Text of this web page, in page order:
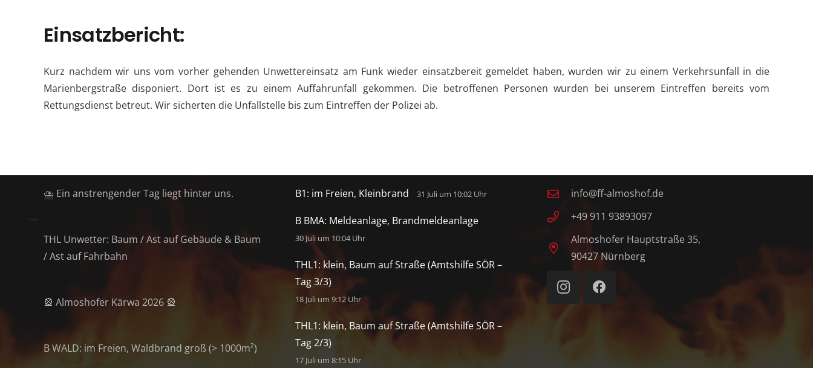
Einsatzbericht:
Kurz nachdem wir uns vom vorher gehenden Unwettereinsatz am Funk wieder einsatzbereit gemeldet haben, wurden wir zu einem Verkehrsunfall in die
Marienbergstraße disponiert. Dort ist es zu einem Auffahrunfall gekommen. Die betroffenen Personen wurden bei unserem Eintreffen bereits vom
Rettungsdienst betreut. Wir sicherten die Unfallstelle bis zum Eintreffen der Polizei ab.
⛈️ Ein anstrengender Tag liegt hinter uns.
THL Unwetter: Baum / Ast auf Gebäude & Baum
/ Ast auf Fahrbahn
🎡 Almoshofer Kärwa 2026 🎡
B WALD: im Freien, Waldbrand groß (> 1000m²)
B1: im Freien, Kleinbrand 31 Juli um 10:02 Uhr
B BMA: Meldeanlage, Brandmeldeanlage
30 Juli um 10:04 Uhr
THL1: klein, Baum auf Straße (Amtshilfe SÖR –
Tag 3/3)
18 Juli um 9:12 Uhr
THL1: klein, Baum auf Straße (Amtshilfe SÖR –
Tag 2/3)
17 Juli um 8:15 Uhr
info@ff-almoshof.de
+49 911 93893097
Almoshofer Hauptstraße 35,
90427 Nürnberg